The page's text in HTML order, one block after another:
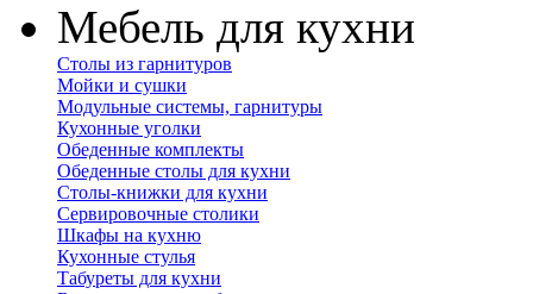
Мебель для кухни
Столы из гарнитуров
Мойки и сушки
Модульные системы, гарнитуры
Кухонные уголки
Обеденные комплекты
Обеденные столы для кухни
Столы-книжки для кухни
Сервировочные столики
Шкафы на кухню
Кухонные стулья
Табуреты для кухни